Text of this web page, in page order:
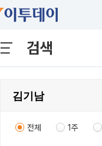
검색
전체 1주